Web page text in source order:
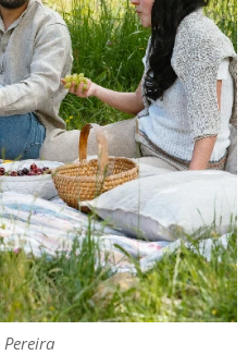
Pereira